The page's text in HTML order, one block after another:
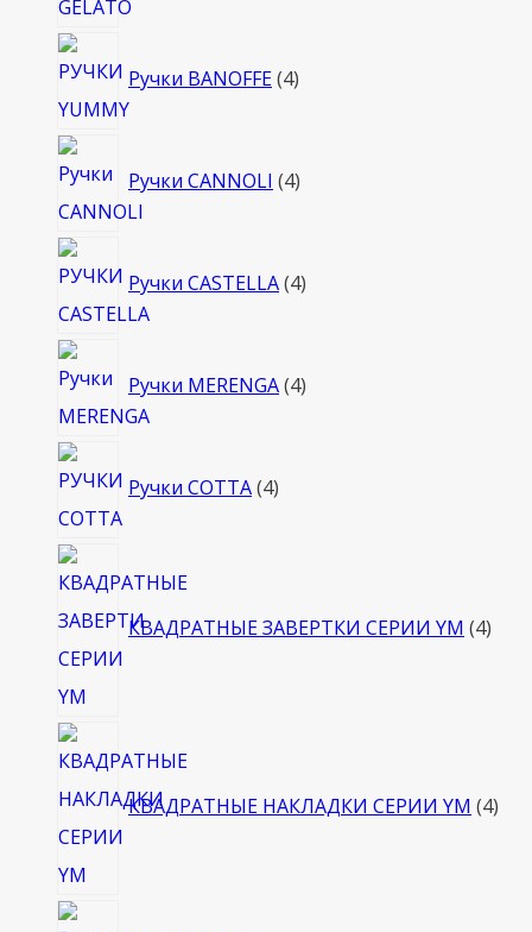
Ручки BANOFFE 4товара
Ручки CANNOLI 4товара
Ручки CASTELLA 4товара
Ручки MERENGA 4товара
Ручки COTTA 4товара
КВАДРАТНЫЕ ЗАВЕРТКИ СЕРИИ YM 4
КВАДРАТНЫЕ НАКЛАДКИ СЕРИИ YM 4